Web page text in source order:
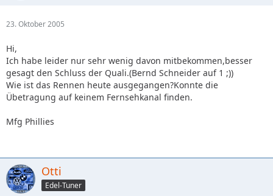
23. Oktober 2005
Hi,
Ich habe leider nur sehr wenig davon mitbekommen,besser
gesagt den Schluss der Quali.(Bernd Schneider auf 1 ;))
Wie ist das Rennen heute ausgegangen?Konnte die
Übetragung auf keinem Fernsehkanal finden.
Mfg Phillies
Otti
Edel-Tuner